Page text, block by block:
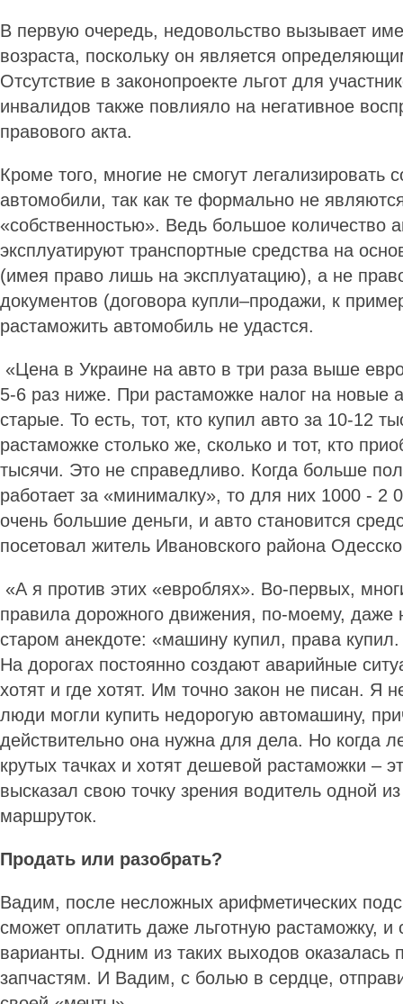
В первую очередь, недовольство вызывает
возраста, поскольку он является
Отсутствие в законопроекте льгот для
инвалидов также повлияло на негативное
правового акта.
Кроме того, многие не смогут легализировать
автомобили, так как те формально не
«собственностью». Ведь большое количество
эксплуатируют транспортные средства на
(имея право лишь на эксплуатацию), а не
документов (договора купли–продажи, к
растаможить автомобиль не удастся.
«Цена в Украине на авто в три раза выше
5-6 раз ниже. При растаможке налог на новые
старые. То есть, тот, кто купил авто за 10-12
растаможке столько же, сколько и тот, кто
тысячи. Это не справедливо. Когда больше
работает за «минималку», то для них 1000 - 2
очень большие деньги, и авто становится
посетовал житель Ивановского района
«А я против этих «евроблях». Во-первых,
правила дорожного движения, по-моему, даже
старом анекдоте: «машину купил, права
На дорогах постоянно создают аварийные
хотят и где хотят. Им точно закон не писан. Я
люди могли купить недорогую автомашину,
действительно она нужна для дела. Но когда
крутых тачках и хотят дешевой растаможки –
высказал свою точку зрения водитель одной
маршруток.
Продать или разобрать?
Вадим, после несложных арифметических
сможет оплатить даже льготную растаможку, и
варианты. Одним из таких выходов оказалась
запчастям. И Вадим, с болью в сердце,